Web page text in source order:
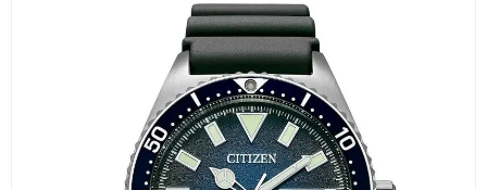
r
í
a
s